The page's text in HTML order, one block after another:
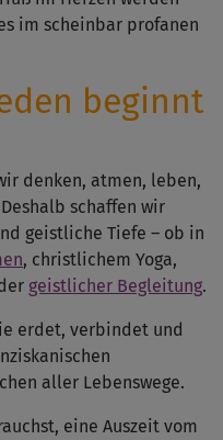
im scheinbar profanen
beginnt
denken, atmen, leben,
schaffen wir
geistliche Tiefe – ob in
, christlichem Yoga,
geistlicher Begleitung.
erdet, verbindet und
aller Lebenswege.
eine Auszeit vom